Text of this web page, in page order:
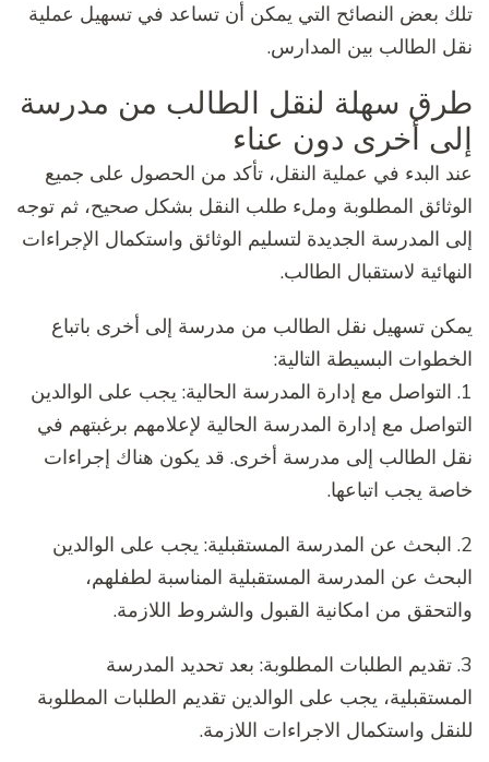
تلك بعض النصائح التي يمكن أن تساعد في تسهيل عملية
نقل الطالب بين المدارس.
طرق سهلة لنقل الطالب من مدرسة
إلى أخرى دون عناء
عند البدء في عملية النقل، تأكد من الحصول على جميع
الوثائق المطلوبة وملء طلب النقل بشكل صحيح، ثم توجه
إلى المدرسة الجديدة لتسليم الوثائق واستكمال الإجراءات
النهائية لاستقبال الطالب.
يمكن تسهيل نقل الطالب من مدرسة إلى أخرى باتباع
الخطوات البسيطة التالية:
1. التواصل مع إدارة المدرسة الحالية: يجب على الوالدين
التواصل مع إدارة المدرسة الحالية لإعلامهم برغبتهم في
نقل الطالب إلى مدرسة أخرى. قد يكون هناك إجراءات
خاصة يجب اتباعها.
2. البحث عن المدرسة المستقبلية: يجب على الوالدين
البحث عن المدرسة المستقبلية المناسبة لطفلهم،
والتحقق من امكانية القبول والشروط اللازمة.
3. تقديم الطلبات المطلوبة: بعد تحديد المدرسة
المستقبلية، يجب على الوالدين تقديم الطلبات المطلوبة
للنقل واستكمال الاجراءات اللازمة.